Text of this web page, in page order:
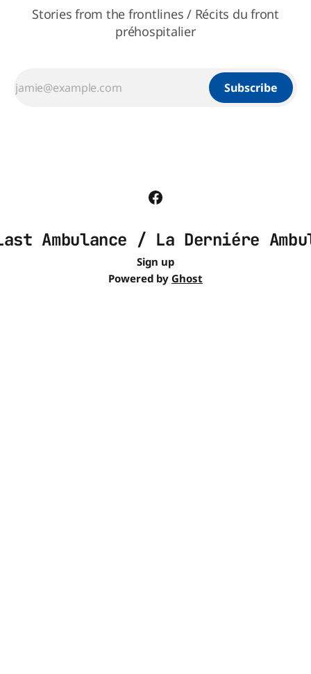
Stories from the frontlines / Récits du front
préhospitalier
Subscribe
Ambulance / La Derniére
Sign up
Powered by Ghost